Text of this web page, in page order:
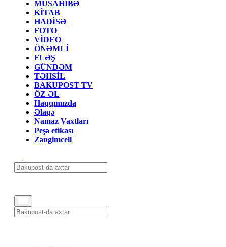
MÜSAHİBƏ
KİTAB
HADİSƏ
FOTO
VİDEO
ÖNƏMLİ
FLƏŞ
GÜNDƏM
TƏHSİL
BAKUPOST TV
ÖZ ƏL
Haqqımızda
Əlaqə
Namaz Vaxtları
Peşə etikası
Zəngimcell